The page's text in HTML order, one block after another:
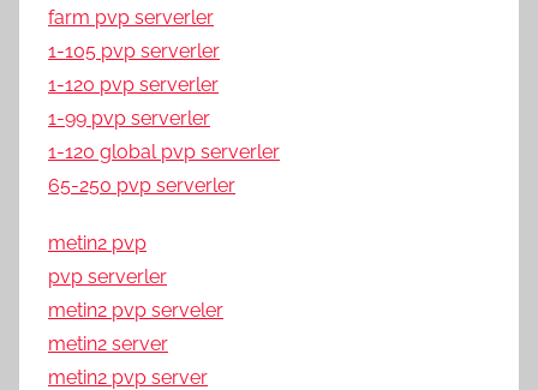
farm pvp serverler
1-105 pvp serverler
1-120 pvp serverler
1-99 pvp serverler
1-120 global pvp serverler
65-250 pvp serverler
metin2 pvp
pvp serverler
metin2 pvp serveler
metin2 server
metin2 pvp server